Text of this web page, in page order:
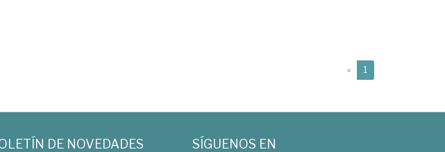
« 1
DE NOVEDADES SÍGUENOS EN